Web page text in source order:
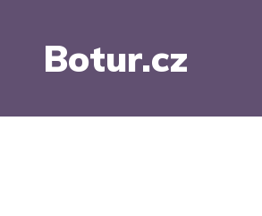
Botur.cz